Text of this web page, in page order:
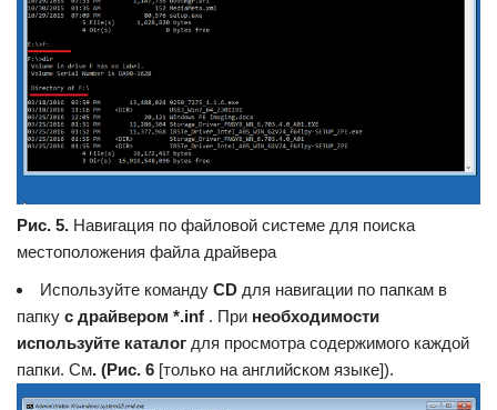
Рис. 5. Навигация по файловой системе для поиска
местоположения файла драйвера
Используйте команду CD для навигации по папкам в
папку с драйвером *.inf . При необходимости
используйте каталог для просмотра содержимого каждой
папки. См. (Рис. 6 [только на английском языке]).